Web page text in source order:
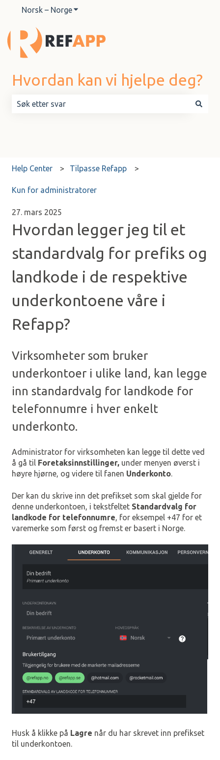
Norsk – NorgeVis undermeny for oversettelser
Hvordan kan vi hjelpe deg?
Help Center Tilpasse Refapp
Kun for administratorer
27. mars 2025
Hvordan legger jeg til et
standardvalg for prefiks og
landkode i de respektive
underkontoene våre i
Refapp?
Virksomheter som bruker
underkontoer i ulike land, kan legge
inn standardvalg for landkode for
telefonnumre i hver enkelt
underkonto.
Administrator for virksomheten kan legge til dette ved
å gå til Foretaksinnstillinger, under menyen øverst i
høyre hjørne, og videre til fanen Underkonto.
Der kan du skrive inn det prefikset som skal gjelde for
denne underkontoen, i tekstfeltet Standardvalg for
landkode for telefonnumre , for eksempel +47 for et
varemerke som først og fremst er basert i Norge.
Husk å klikke på Lagre når du har skrevet inn prefikset
til underkontoen.